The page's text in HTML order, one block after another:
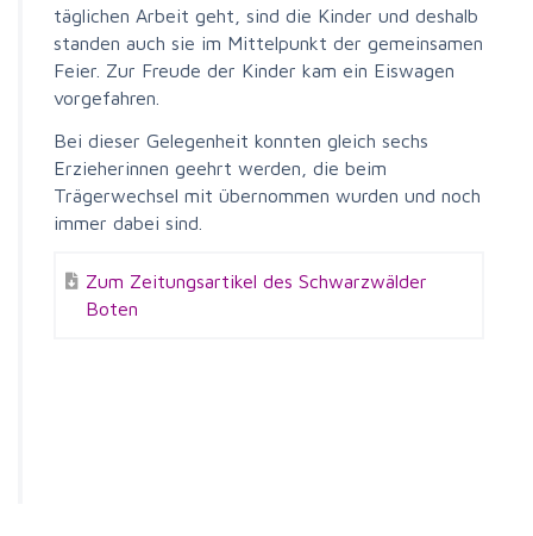
täglichen Arbeit geht, sind die Kinder und deshalb
standen auch sie im Mittelpunkt der gemeinsamen
Feier. Zur Freude der Kinder kam ein Eiswagen
vorgefahren.
Bei dieser Gelegenheit konnten gleich sechs
Erzieherinnen geehrt werden, die beim
Trägerwechsel mit übernommen wurden und noch
immer dabei sind.
Zum Zeitungsartikel des Schwarzwälder
Boten